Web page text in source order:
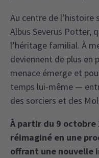
Au centre de l’histoire
Albus Severus Potter,
l’héritage familial. À
deviennent de plus en
menace émerge et
temps lui-même —
des sorciers et des
À partir du 9 octobre
réimaginé en une
offrant une